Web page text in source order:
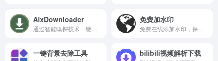
AixDownloader 免费加水印
一键背景去除工具 bilibili视频解析下载